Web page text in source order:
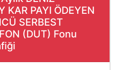
KAR PAYI ÖDEYEN
SERBEST
(DUT) Fonu